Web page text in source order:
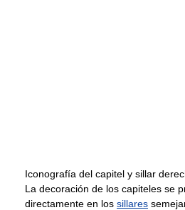
Iconografía del capitel y sillar
La decoración de los capiteles se
directamente en los sillares